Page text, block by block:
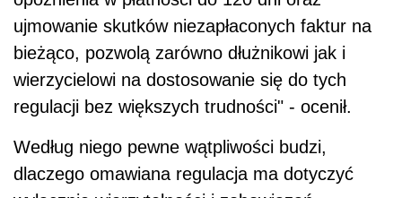
ujmowanie skutków niezapłaconych faktur na
bieżąco, pozwolą zarówno dłużnikowi jak i
wierzycielowi na dostosowanie się do tych
regulacji bez większych trudności" - ocenił.
Według niego pewne wątpliwości budzi,
dlaczego omawiana regulacja ma dotyczyć